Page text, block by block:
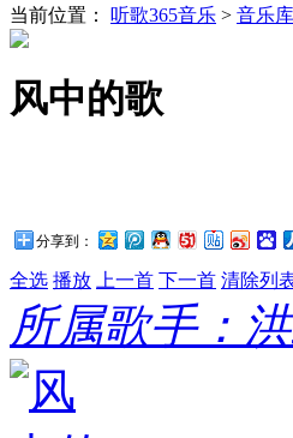
当前位置： 听歌365音乐 > 音乐库
风中的歌
分享到：
全选 播放 上一首 下一首 清除列
所属歌手：